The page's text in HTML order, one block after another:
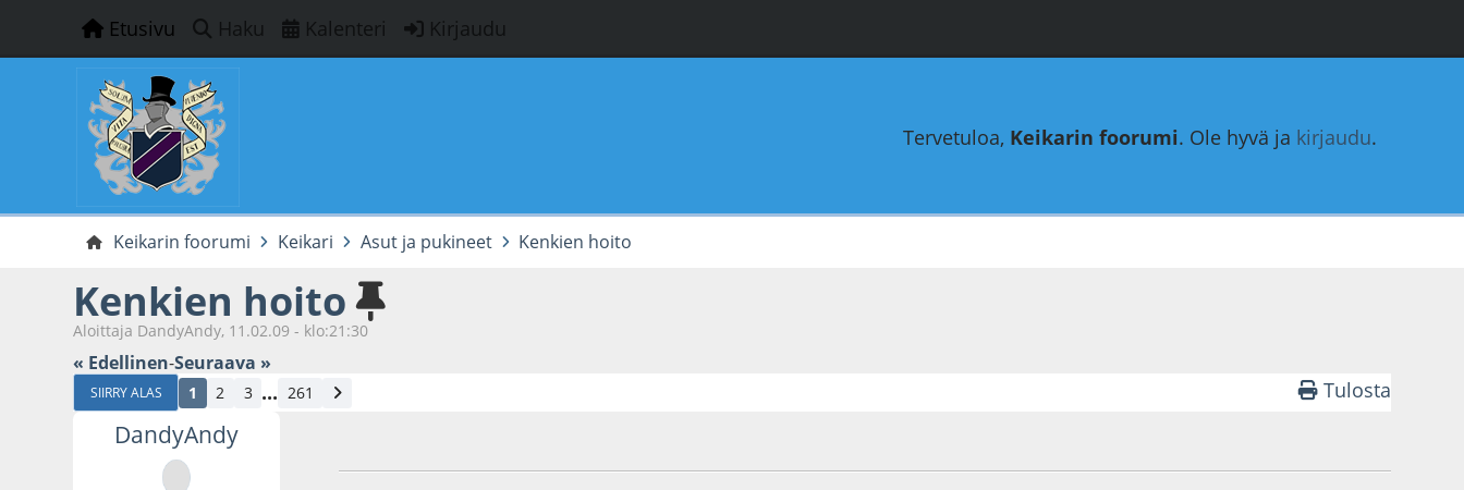
Etusivu Haku Kalenteri Kirjaudu
Tervetuloa, Keikarin foorumi. Ole hyvä ja kirjaudu.
Keikarin foorumi Keikari Asut ja pukineet Kenkien hoito
Kenkien hoito
Aloittaja DandyAndy, 11.02.09 - klo:21:30
« Edellinen-Seuraava »
SIIRRY ALAS 1 2 3 ... 261 Tulosta
DandyAndy